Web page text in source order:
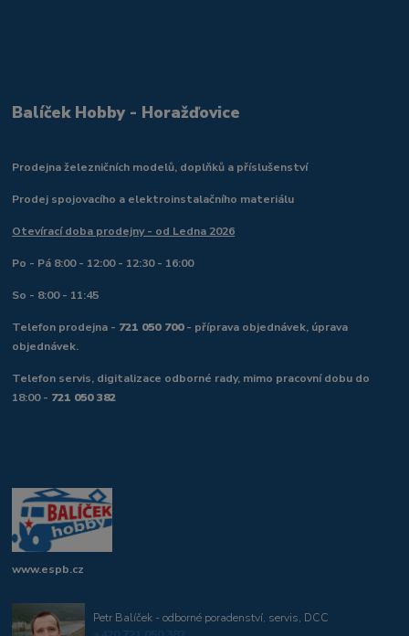
Balíček Hobby - Horažďovice
Prodejna železničních modelů, doplňků a příslušenství
Prodej spojovacího a elektroinstalačního materiálu
Otevírací doba prodejny - od Ledna 2026
Po - Pá 8:00 - 12:00 - 12:30 - 16:00
So - 8:00 - 11:45
Telefon prodejna - 721 050 700- příprava objednávek, úprava
objednávek.
Telefon servis, digitalizace odborné rady, mimo pracovní dobu do
18:00 - 721 050 382
www.espb.cz
Petr Balíček - odborné poradenství, servis, DCC